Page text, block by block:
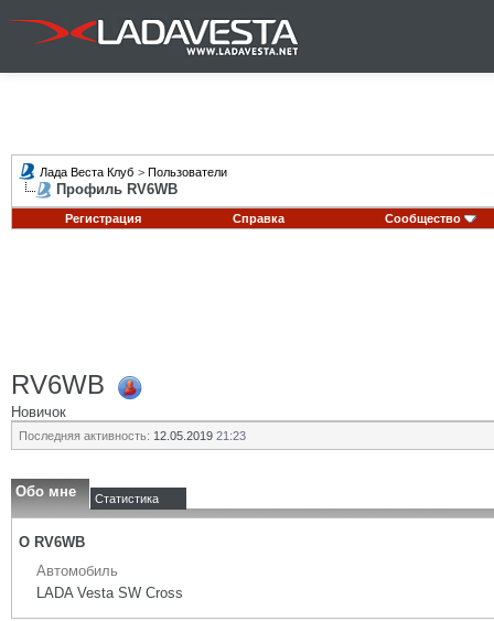
Лада Веста Клуб > Пользователи
Профиль RV6WB
Регистрация Справка Сообщество
RV6WB
Новичок
Последняя активность: 12.05.2019 21:23
Обо мне Статистика
О RV6WB
Автомобиль
LADA Vesta SW Cross